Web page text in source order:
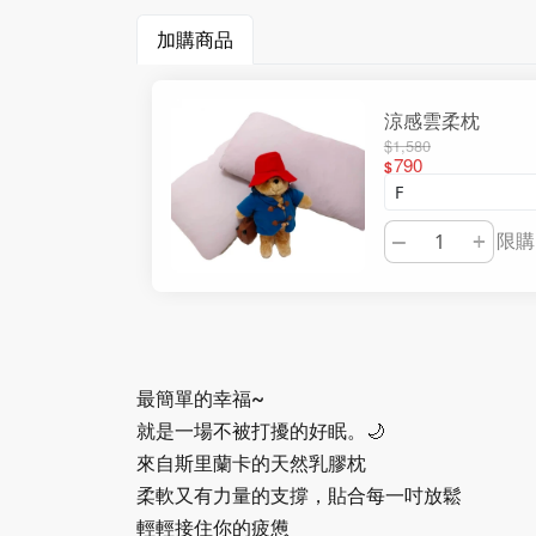
加購商品
涼感雲柔枕
$1,580
$790
– + 限
最簡單的幸福~
就是一場不被打擾的好眠。🌙
來自斯里蘭卡的天然乳膠枕
柔軟又有力量的支撐，貼合每一吋放鬆
輕輕接住你的疲憊